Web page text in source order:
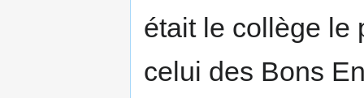
était le collège le
celui des Bons